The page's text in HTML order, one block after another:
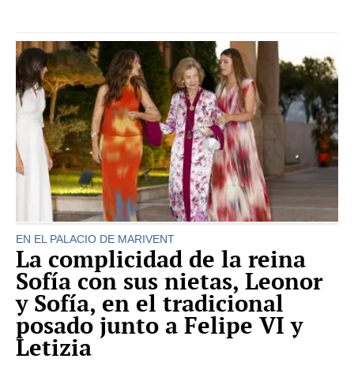
EN EL PALACIO DE MARIVENT
La complicidad de la reina
Sofía con sus nietas, Leonor
y Sofía, en el tradicional
posado junto a Felipe VI y
Letizia